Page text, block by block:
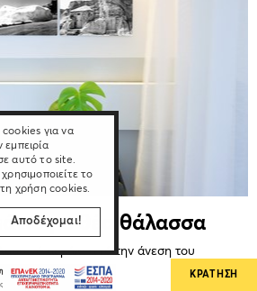
Αποδέχομαι!
για να
εμπειρία
αυτό το site.
το
χρήση cookies.
με θέα θάλασσα
αεράκι από την άνεση του
ΚΡΑΤΗΣΗ